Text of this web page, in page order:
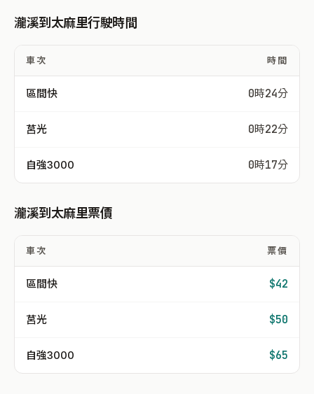
瀧溪到太麻里行駛時間
車次 時間
區間快 0時24分
莒光 0時22分
自強3000 0時17分
瀧溪到太麻里票價
車次 票價
區間快 $42
莒光 $50
自強3000 $65